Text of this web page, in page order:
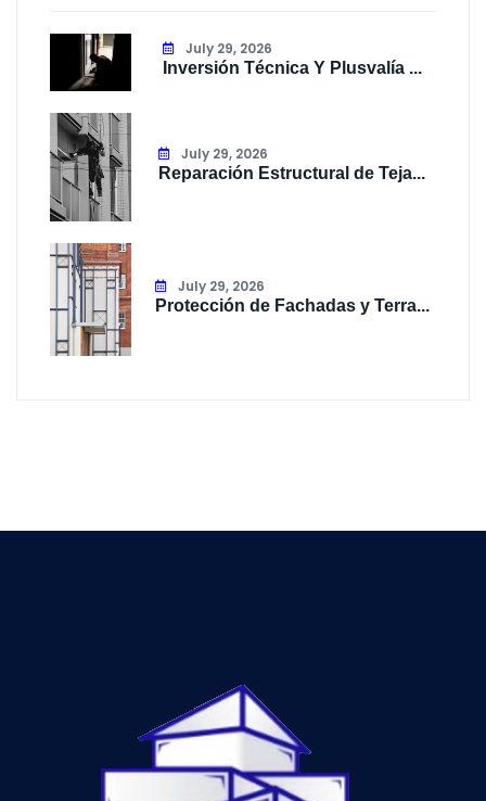
July 29, 2026
Inversión Técnica Y Plusvalía ...
July 29, 2026
Reparación Estructural de Teja...
July 29, 2026
Protección de Fachadas y Terra...